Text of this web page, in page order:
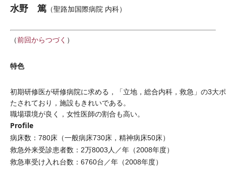
水野 篤 （聖路加国際病院 内科）
（前回からつづく ）
特色
初期研修医が研修病院に求める，「立地，総合内科，救急」の3大
たされており，施設もきれいである。
職場環境が良く，女性医師の割合も高い。
Profile
病床数：780床（一般病床730床，精神病床50床）
救急外来受診患者数：2万8003人／年（2008年度）
救急車受け入れ台数：6760台／年（2008年度）